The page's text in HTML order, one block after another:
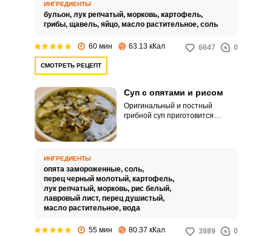
альтернативой обычной
капусте, к тому же он имеет
приятный с кислинкой вкус и
ИНГРЕДИЕНТЫ
бульон, лук репчатый, морковь, картофель,
грибы, щавель, яйцо, масло растительное, соль
60 мин 63.13 кКал 6647 0
СМОТРЕТЬ РЕЦЕПТ
Суп с опятами и рисом
Оригинальный и постный
грибной суп приготовится
полчаса потрясающее первое
блюдо готово.
ИНГРЕДИЕНТЫ
опята замороженные, соль,
перец черный молотый, картофель,
лук репчатый, морковь, рис белый,
лавровый лист, перец душистый,
масло растительное, вода
55 мин 80.37 кКал 3989 0